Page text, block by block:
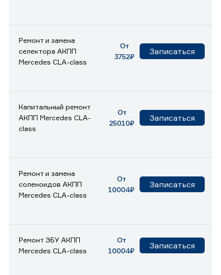
Ремонт и замена
селектора АКПП
Mercedes CLA-class
От
3752₽
Записаться
Капитальный ремонт
АКПП Mercedes CLA-
class
От
25010₽
Записаться
Ремонт и замена
соленоидов АКПП
Mercedes CLA-class
От
10004₽
Записаться
Ремонт ЭБУ АКПП
Mercedes CLA-class
От
10004₽
Записаться